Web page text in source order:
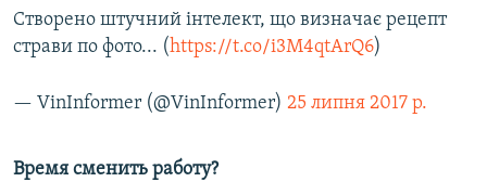
Створено штучний інтелект, що визначає рецепт
страви по фото... (https://t.co/i3M4qtArQ6)
— VinInformer (@VinInformer) 25 липня 2017 р.
Время сменить работу?